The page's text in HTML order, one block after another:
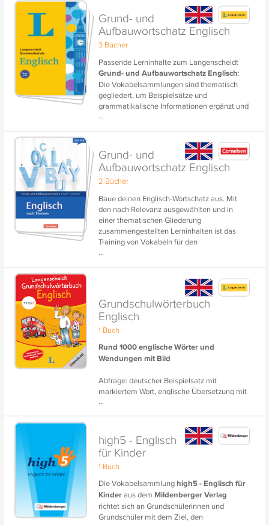
aus britischen und amerikanischen Quellen,
die den Sprachzeitungen
World and Press
entnommen sind. Sie entsprechen dem
Sprachniveau der Abiturprüfungen
sind authentische Textteile, die dir in der
Prüfung begegnen werden. So bereitest du
dich zusätzlich inhaltlich und im Textniveau
passend auf deine Prüfung vor.
Grund- und
Aufbauwortschatz Englisch
3 Bücher
Passende Lerninhalte zum Langenscheidt
Grund- und Aufbauwortschatz Englisch:
Die Vokabelsammlungen sind thematisch
gegliedert, um Beispielsätze und
grammatikalische Informationen ergänzt und
komplett muttersprachlich vertont. Ob für die
Wortschatz eigenständig und gezielt auf.
...
Grund- und
Aufbauwortschatz Englisch
2 Bücher
Baue deinen Englisch-Wortschatz aus. Mit
den nach Relevanz ausgewählten und in
einer thematischen Gliederung
zusammengestellten Lerninhalten ist das
Training von Vokabeln für den
Grundwortschatz und den Erweiterten
Die praktische Vertonung aller Vokabeln
stärkt das Einüben der Aussprache.
...
Grundschulwörterbuch
Englisch
1 Buch
Rund 1000 englische Wörter und
Wendungen mit Bild
Abfrage: deutscher Beispielsatz mit
markiertem Wort, englische Übersetzung mit
Lücke zum Eintragen des Wortes.
...
high5 - Englisch
für Kinder
1 Buch
Die Vokabelsammlunghigh5 - Englisch für
Kinderaus dem Mildenberger Verlag
richtet sich an Grundschülerinnen und
Grundschüler mit dem Ziel, den